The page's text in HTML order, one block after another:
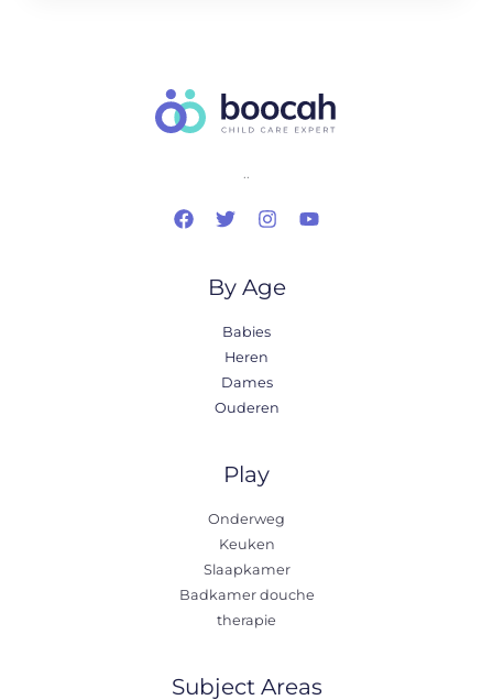
..
By Age
Babies
Heren
Dames
Ouderen
Play
Onderweg
Keuken
Slaapkamer
Badkamer douche
therapie
Subject Areas